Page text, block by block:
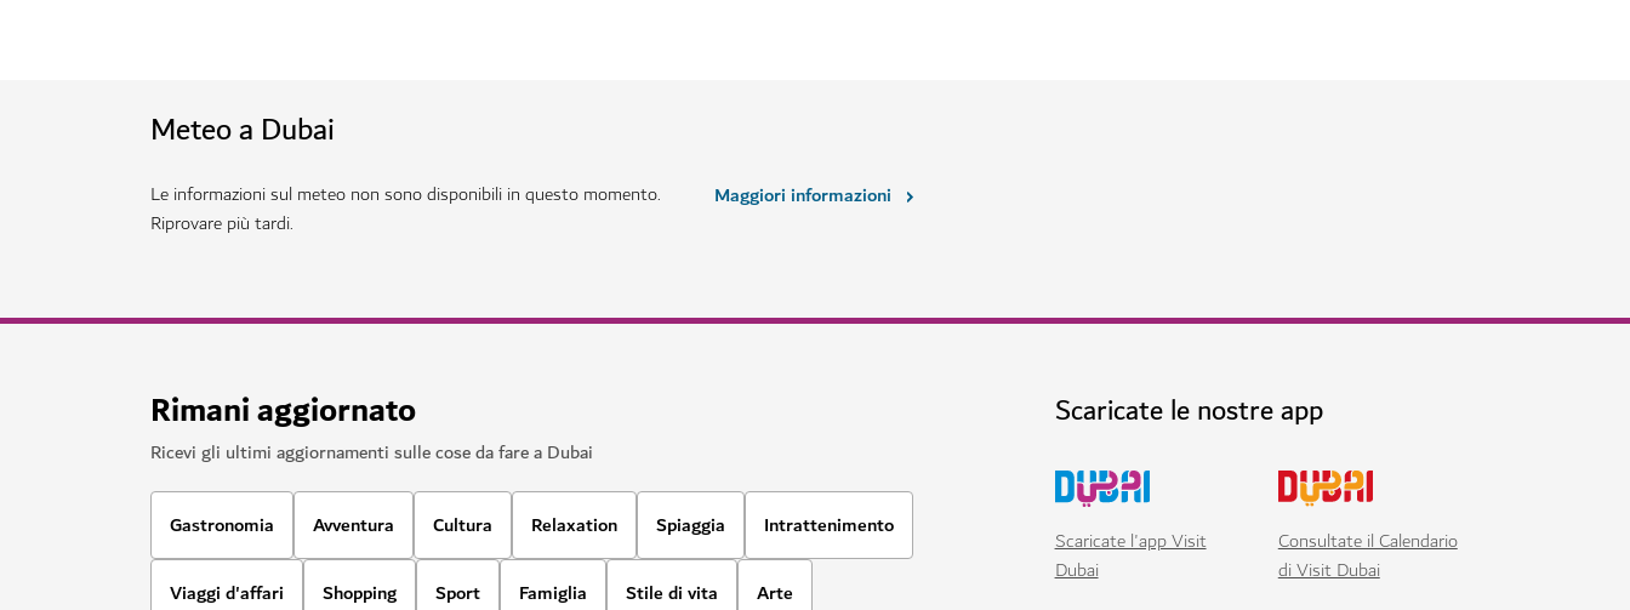
Meteo a Dubai
Le informazioni sul meteo non sono disponibili in questo momento.
Riprovare più tardi.
Maggiori informazioni
Rimani aggiornato
Ricevi gli ultimi aggiornamenti sulle cose da fare a Dubai
Gastronomia Avventura Cultura Relaxation Spiaggia Intrattenimento
Viaggi d'affari Shopping Sport Famiglia Stile di vita Arte
Scaricate le nostre app
Scaricate l'app Visit
Dubai
Consultate il Calendario
di Visit Dubai